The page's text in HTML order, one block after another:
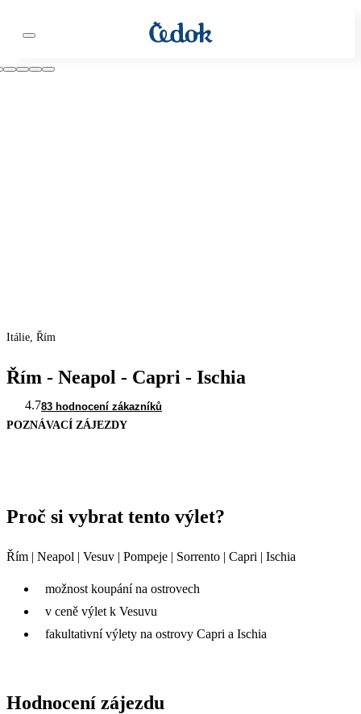
Itálie, Řím
Řím - Neapol - Capri - Ischia
4.783 hodnocení zákazníků
POZNÁVACÍ ZÁJEZDY
Proč si vybrat tento výlet?
Řím | Neapol | Vesuv | Pompeje | Sorrento | Capri | Ischia
možnost koupání na ostrovech
v ceně výlet k Vesuvu
fakultativní výlety na ostrovy Capri a Ischia
Hodnocení zájezdu